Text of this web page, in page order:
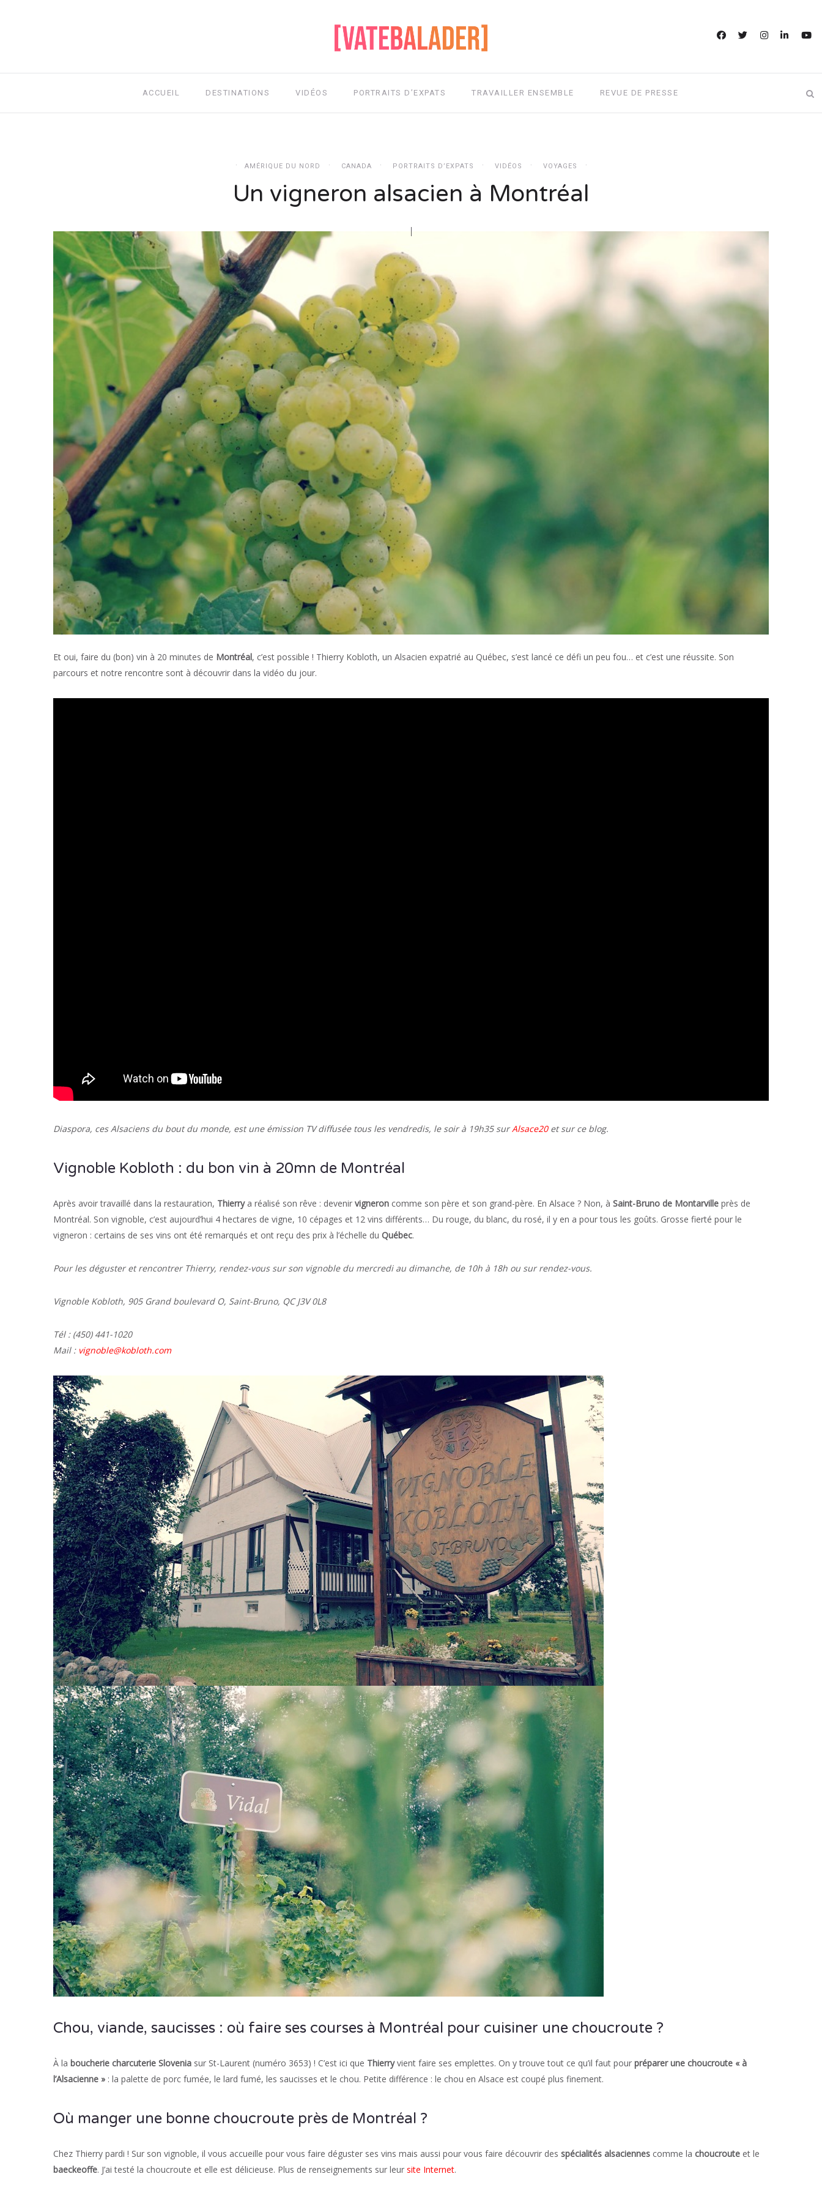
ACCUEIL DESTINATIONS VIDÉOS PORTRAITS D’EXPATS TRAVAILLER ENSEMBLE REVUE DE PRESSE
AMÉRIQUE DU NORD CANADA PORTRAITS D’EXPATS VIDÉOS VOYAGES
Un vigneron alsacien à Montréal
Et oui, faire du (bon) vin à 20 minutes de Montréal, c’est possible ! Thierry Kobloth, un Alsacien expatrié au Québec, s’est lancé ce défi un peu fou… et c’est une réussite. Son
parcours et notre rencontre sont à découvrir dans la vidéo du jour.
Diaspora, ces Alsaciens du bout du monde, est une émission TV diffusée tous les vendredis, le soir à 19h35 surAlsace20et sur ce blog.
Vignoble Kobloth : du bon vin à 20mn de Montréal
Après avoir travaillé dans la restauration, Thierrya réalisé son rêve : devenir vigneron comme son père et son grand-père. En Alsace ? Non, à Saint-Bruno de Montarville près de
Montréal. Son vignoble, c’est aujourd’hui 4 hectares de vigne, 10 cépages et 12 vins différents… Du rouge, du blanc, du rosé, il y en a pour tous les goûts. Grosse fierté pour le
vigneron : certains de ses vins ont été remarqués et ont reçu des prix à l’échelle du Québec.
Pour les déguster et rencontrer Thierry, rendez-vous sur son vignoble du mercredi au dimanche, de 10h à 18h ou sur rendez-vous.
Vignoble Kobloth, 905 Grand boulevard O, Saint-Bruno, QC J3V 0L8
Tél : (450) 441-1020
Mail : vignoble@kobloth.com
Chou, viande, saucisses : où faire ses courses à Montréal pour cuisiner une choucroute ?
À la boucherie charcuterie Slovenia sur St-Laurent (numéro 3653) ! C’est ici que Thierryvient faire ses emplettes. On y trouve tout ce qu’il faut pour préparer une choucroute « à
l’Alsacienne » : la palette de porc fumée, le lard fumé, les saucisses et le chou. Petite différence : le chou en Alsace est coupé plus finement.
Où manger une bonne choucroute près de Montréal ?
Chez Thierry pardi ! Sur son vignoble, il vous accueille pour vous faire déguster ses vins mais aussi pour vous faire découvrir des spécialités alsaciennes comme la choucroute et le
baeckeoffe. J’ai testé la choucroute et elle est délicieuse. Plus de renseignements sur leur site Internet.